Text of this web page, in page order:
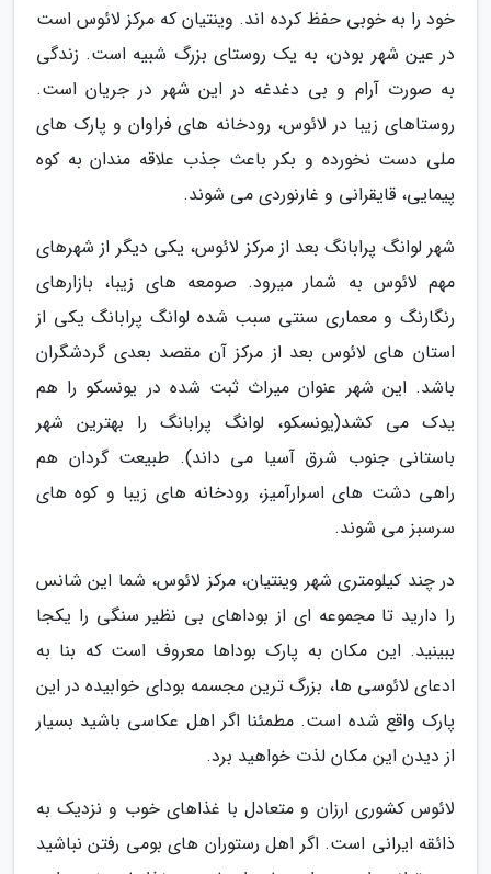
خود را به خوبی حفظ کرده اند. وینتیان که مرکز لائوس است
در عین شهر بودن، به یک روستای بزرگ شبیه است. زندگی
به صورت آرام و بی دغدغه در این شهر در جریان است.
روستاهای زیبا در لائوس، رودخانه های فراوان و پارک های
ملی دست نخورده و بکر باعث جذب علاقه مندان به کوه
پیمایی، قایقرانی و غارنوردی می شوند.
شهر لوانگ پرابانگ بعد از مرکز لائوس، یکی دیگر از شهرهای
مهم لائوس به شمار میرود. صومعه های زیبا، بازارهای
رنگارنگ و معماری سنتی سبب شده لوانگ پرابانگ یکی از
استان های لائوس بعد از مرکز آن مقصد بعدی گردشگران
باشد. این شهر عنوان میراث ثبت شده در یونسکو را هم
یدک می کشد(یونسکو، لوانگ پرابانگ را بهترین شهر
باستانی جنوب شرق آسیا می داند). طبیعت گردان هم
راهی دشت های اسرارآمیز، رودخانه های زیبا و کوه های
سرسبز می شوند.
در چند کیلومتری شهر وینتیان، مرکز لائوس، شما این شانس
را دارید تا مجموعه ای از بوداهای بی نظیر سنگی را یکجا
ببینید. این مکان به پارک بوداها معروف است که بنا به
ادعای لائوسی ها، بزرگ ترین مجسمه بودای خوابیده در این
پارک واقع شده است. مطمئنا اگر اهل عکاسی باشید بسیار
از دیدن این مکان لذت خواهید برد.
لائوس کشوری ارزان و متعادل با غذاهای خوب و نزدیک به
ذائقه ایرانی است. اگر اهل رستوران های بومی رفتن نباشید